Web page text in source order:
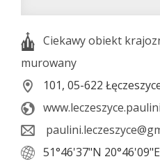
Ciekawy obiekt
murowany
101, 05-622
51°46'37"N 20°46'09"E